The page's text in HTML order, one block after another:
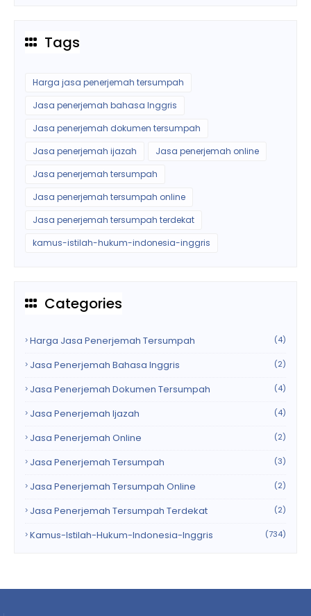
Tags
Harga jasa penerjemah tersumpah
Jasa penerjemah bahasa Inggris
Jasa penerjemah dokumen tersumpah
Jasa penerjemah ijazah
Jasa penerjemah online
Jasa penerjemah tersumpah
Jasa penerjemah tersumpah online
Jasa penerjemah tersumpah terdekat
kamus-istilah-hukum-indonesia-inggris
Categories
Harga Jasa Penerjemah Tersumpah (4)
Jasa Penerjemah Bahasa Inggris (2)
Jasa Penerjemah Dokumen Tersumpah (4)
Jasa Penerjemah Ijazah (4)
Jasa Penerjemah Online (2)
Jasa Penerjemah Tersumpah (3)
Jasa Penerjemah Tersumpah Online (2)
Jasa Penerjemah Tersumpah Terdekat (2)
Kamus-Istilah-Hukum-Indonesia-Inggris (734)